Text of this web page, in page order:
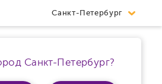
Санкт-Петербург
Санкт-Петербург?